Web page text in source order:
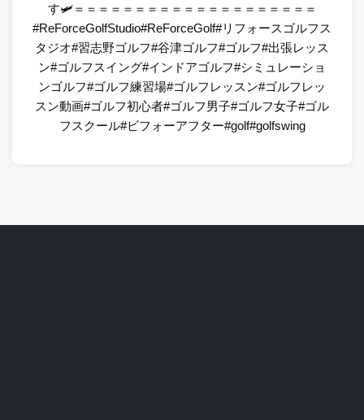
す🛩＝＝＝＝＝＝＝＝＝＝＝＝＝＝＝＝＝＝＝＝
#ReForceGolfStudio#ReForceGolf#リフォースゴルフス
タジオ#習志野ゴルフ#谷津ゴルフ#ゴルフ#出張レッス
ン#ゴルフスイング#インドアゴルフ#シミュレーショ
ンゴルフ#ゴルフ練習場#ゴルフレッスン#ゴルフレッ
スン動画#ゴルフ初心者#ゴルフ男子#ゴルフ女子#ゴル
フスクール#ビフォーアフター#golf#golfswing